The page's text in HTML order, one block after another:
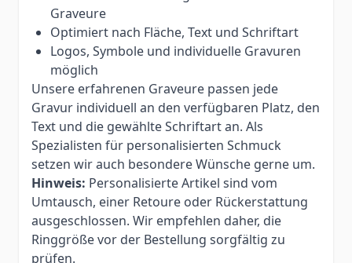
Graveure
Optimiert nach Fläche, Text und Schriftart
Logos, Symbole und individuelle Gravuren
möglich
Unsere erfahrenen Graveure passen jede
Gravur individuell an den verfügbaren Platz, den
Text und die gewählte Schriftart an. Als
Spezialisten für personalisierten Schmuck
setzen wir auch besondere Wünsche gerne um.
Hinweis: Personalisierte Artikel sind vom
Umtausch, einer Retoure oder Rückerstattung
ausgeschlossen. Wir empfehlen daher, die
Ringgröße vor der Bestellung sorgfältig zu
prüfen.